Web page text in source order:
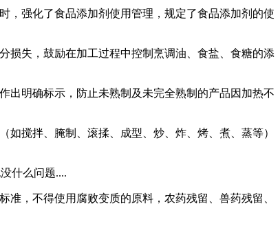
，强化了食品添加剂使用管理，规定了食品添加剂的使
损失，鼓励在加工过程中控制烹调油、食盐、食糖的添
出明确标示，防止未熟制及未完全熟制的产品因加热不
搅拌、腌制、滚揉、成型、炒、炸、烤、煮、蒸等）
什么问题....
，不得使用腐败变质的原料，农药残留、兽药残留、